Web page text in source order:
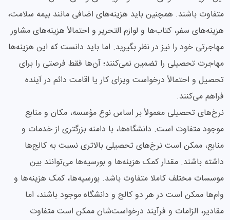
متفاوت باشند. همچنین باید هزینه‌های اضافی مانند بیمه سلامت،
هزینه‌های سفر، کتاب‌ها و لوازم التحریر و احتمالاً هزینه‌های مشاور
مهاجرتی خود را نیز در نظر بگیرید. اما باید دانست که این هزینه‌ها
مهاجرت تحصیلی را تضمین نمی‌کنند؛ آن‌ها فقط فرصتی را برای
تحصیل و احتمالاً درخواست ویزای کار یا اقامت دائم در آینده
فراهم می‌کنند.
نرخ‌های تحصیلی معمولاً بر اساس نوع مؤسسه، مکان و منابع
موجود متفاوت است. دانشگاه‌ها، با دامنه بزرگتری از خدمات و
منابع، ممکن است نرخ‌های تحصیلی بالاتری نسبت به کالج‌ها
داشته باشند. مقدار کمک هزینه‌ها و بورسیه‌ها می‌توانند بین
موسسات مختلف کاملا متفاوت باشد. بورسیه‌ها، کمک هزینه‌ها و
وام‌ها ممکن است در هر دو کالج و دانشگاه موجود باشند، اما
مقادیر، الزامات و فرآیند درخواست‌شان ممکن است متفاوت